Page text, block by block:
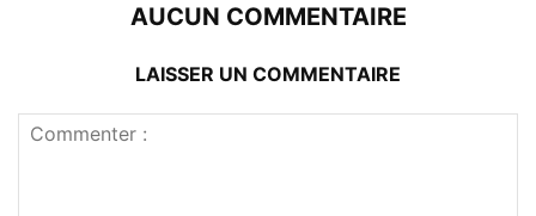
AUCUN COMMENTAIRE
LAISSER UN COMMENTAIRE